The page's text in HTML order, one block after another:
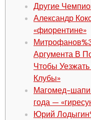
Другие
Александр
«фиорентине»
Аргумента В
Чтобы
Клубы»
Магомед-
года —
Юрий